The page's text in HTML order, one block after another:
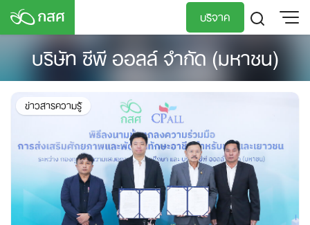
Skip
content
บริจาค
TH
EN
บริษัท ซีพี ออลล์ จำกัด (มหาชน)
ข่าวสารความรู้